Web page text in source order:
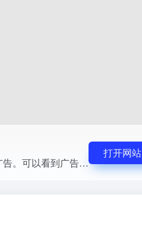
广告跟踪工具，可以轻松地分析你的竞争对手的广告。可以看到广告投放情况、分享和喜欢的数量、播放量、登陆页面和下载的选项等各项数据。
打开网站